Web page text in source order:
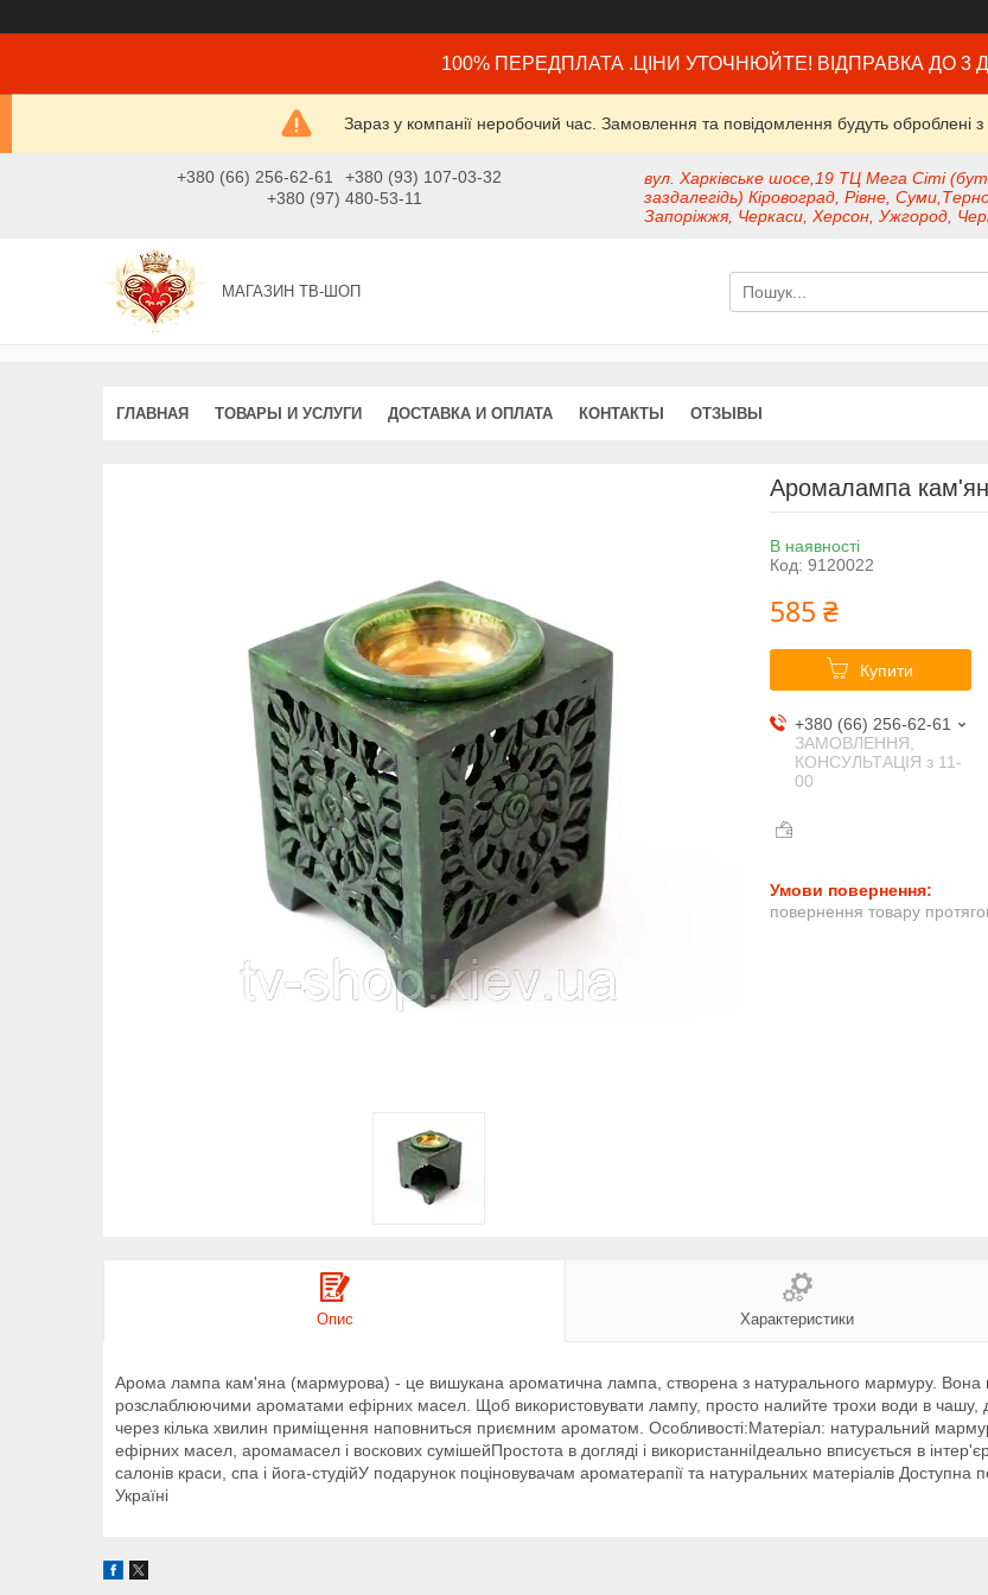
100% ПЕРЕДПЛАТА .ЦІНИ УТОЧНЮЙТЕ! ВІДПРАВКА ДО 3
Зараз у компанії неробочий час. Замовлення та повідомлення будуть оброблені
+380 (66) 256-62-61
+380 (93) 107-03-32
+380 (97) 480-53-11
вул. Харківське шосе,19 ТЦ Мега Сіті
заздалегідь) Кіровоград, Рівне,
Запоріжжя, Черкаси, Херсон, Ужгород,
МАГАЗИН ТВ-ШОП
ГЛАВНАЯ ТОВАРЫ И УСЛУГИ ДОСТАВКА И ОПЛАТА КОНТАКТЫ ОТЗЫВЫ
Аромалампа
В наявності
Код: 9120022
585 ₴
Купити
+380 (66) 256-62-61
ЗАМОВЛЕННЯ,
КОНСУЛЬТАЦІЯ з 11-
00
повернення товару
Опис Характеристики
Арома лампа кам'яна (мармурова) - це вишукана ароматична лампа, створена з натурального мармуру. Вона
розслаблюючими ароматами ефірних масел. Щоб використовувати лампу, просто налийте трохи води в чашу,
через кілька хвилин приміщення наповниться приємним ароматом. Особливості:Матеріал: натуральний
ефірних масел, аромамасел і воскових сумішейПростота в догляді і використанніІдеально вписується в
салонів краси, спа і йога-студійУ подарунок поціновувачам ароматерапії та натуральних матеріалів
Україні